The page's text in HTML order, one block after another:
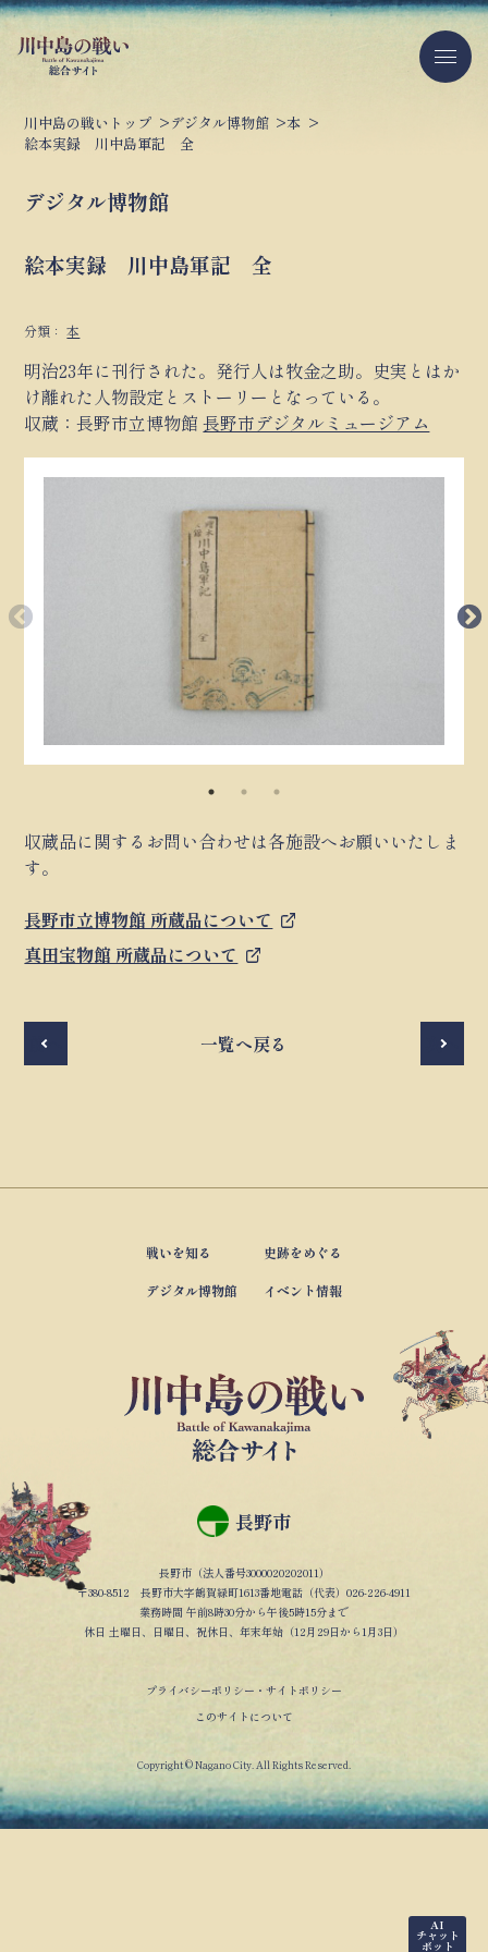
川中島の戦いトップ デジタル博物館
本
絵本実録 川中島軍記 全
デジタル博物館
絵本実録 川中島軍記 全
分類： 本
明治23年に刊行された。発行人は牧金之助。史実とはか
け離れた人物設定とストーリーとなっている。
収蔵：長野市立博物館長野市デジタルミュージアム
収蔵品に関するお問い合わせは各施設へお願いいたしま
す。
長野市立博物館 所蔵品について
真田宝物館 所蔵品について
前へ 一覧へ戻る 次へ
戦いを知る 史跡をめぐる
デジタル博物館 イベント情報
長野市
長野市（法人番号3000020202011）
〒380-8512 長野市大字鶴賀緑町1613番地電話（代表）026-226-4911
業務時間 午前8時30分から午後5時15分まで
休日 土曜日、日曜日、祝休日、年末年始（12月29日から1月3日）
プライバシーポリシー・サイトポリシー
このサイトについて
Copyright © Nagano City. All Rights Reserved.
AI
チャット
ボット